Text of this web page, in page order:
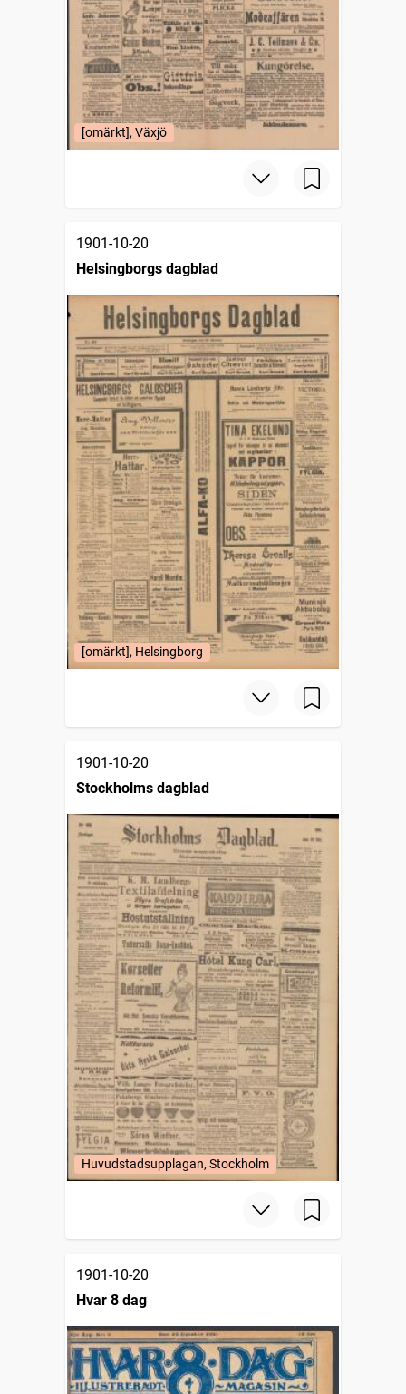
[omärkt], Växjö
1901-10-20
Helsingborgs dagblad
[omärkt], Helsingborg
1901-10-20
Stockholms dagblad
Huvudstadsupplagan, Stockholm
1901-10-20
Hvar 8 dag